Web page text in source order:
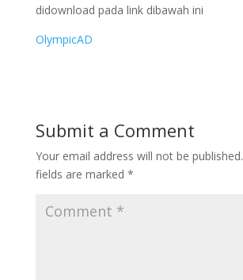
didownload pada link dibawah ini
OlympicAD
Submit a Comment
Your email address will not be published.
fields are marked *